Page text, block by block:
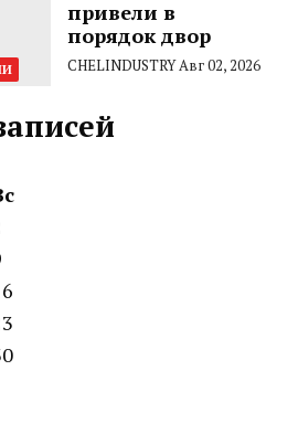
привели в
порядок двор
CHELINDUSTRYАвг 02, 2026